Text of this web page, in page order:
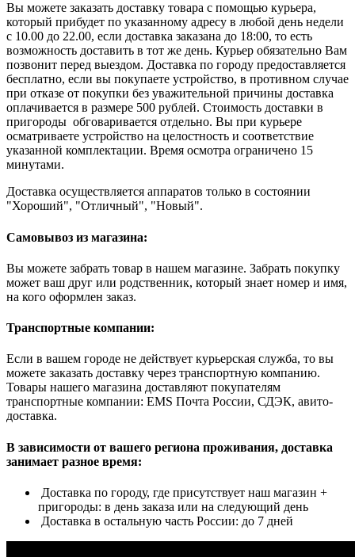
Вы можете заказать доставку товара с помощью курьера,
который прибудет по указанному адресу в любой день недели
с 10.00 до 22.00, если доставка заказана до 18:00, то есть
возможность доставить в тот же день. Курьер обязательно Вам
позвонит перед выездом. Доставка по городу предоставляется
бесплатно, если вы покупаете устройство, в противном случае
при отказе от покупки без уважительной причины доставка
оплачивается в размере 500 рублей. Стоимость доставки в
пригороды обговаривается отдельно. Вы при курьере
осматриваете устройство на целостность и соответствие
указанной комплектации. Время осмотра ограничено 15
минутами.
Доставка осуществляется аппаратов только в состоянии
"Хороший", "Отличный", "Новый".
Самовывоз из магазина:
Вы можете забрать товар в нашем магазине. Забрать покупку
может ваш друг или родственник, который знает номер и имя,
на кого оформлен заказ.
Транспортные компании:
Если в вашем городе не действует курьерская служба, то вы
можете заказать доставку через транспортную компанию.
Товары нашего магазина доставляют покупателям
транспортные компании: EMS Почта России, СДЭК, авито-
доставка.
В зависимости от вашего региона проживания, доставка
занимает разное время:
Доставка по городу, где присутствует наш магазин +
пригороды: в день заказа или на следующий день
Доставка в остальную часть России: до 7 дней